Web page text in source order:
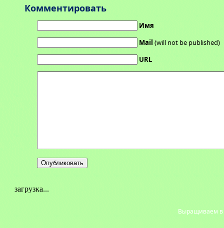
Комментировать
Имя
Mail (will not be published)
URL
загрузка...
Выращиваем в